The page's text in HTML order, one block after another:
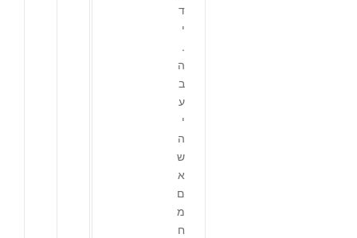
ד
י
.
ה
ב
ע
י
ה
ש
א
ם
מ
ח